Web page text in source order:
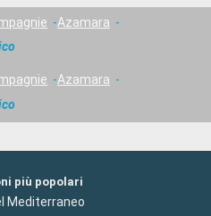
Azamara
Azamara
più popolari
Mediterraneo